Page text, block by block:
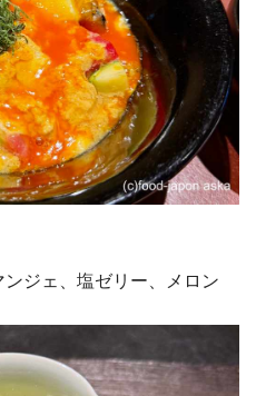
ンジェ、塩ゼリー、メロン